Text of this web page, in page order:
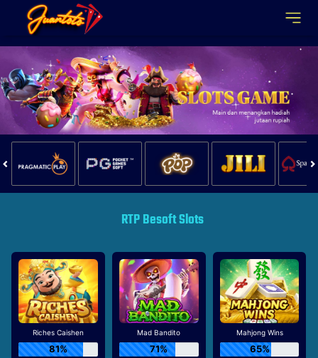
RTP Besoft Slots
Riches Caishen
81%
Mad Bandito
71%
Mahjong Wins
65%